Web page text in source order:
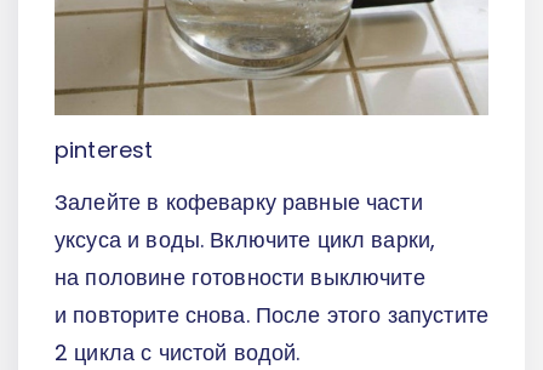
pinterest
Залейте в кофеварку равные части
уксуса и воды. Включите цикл варки,
на половине готовности выключите
и повторите снова. После этого запустите
2 цикла с чистой водой.